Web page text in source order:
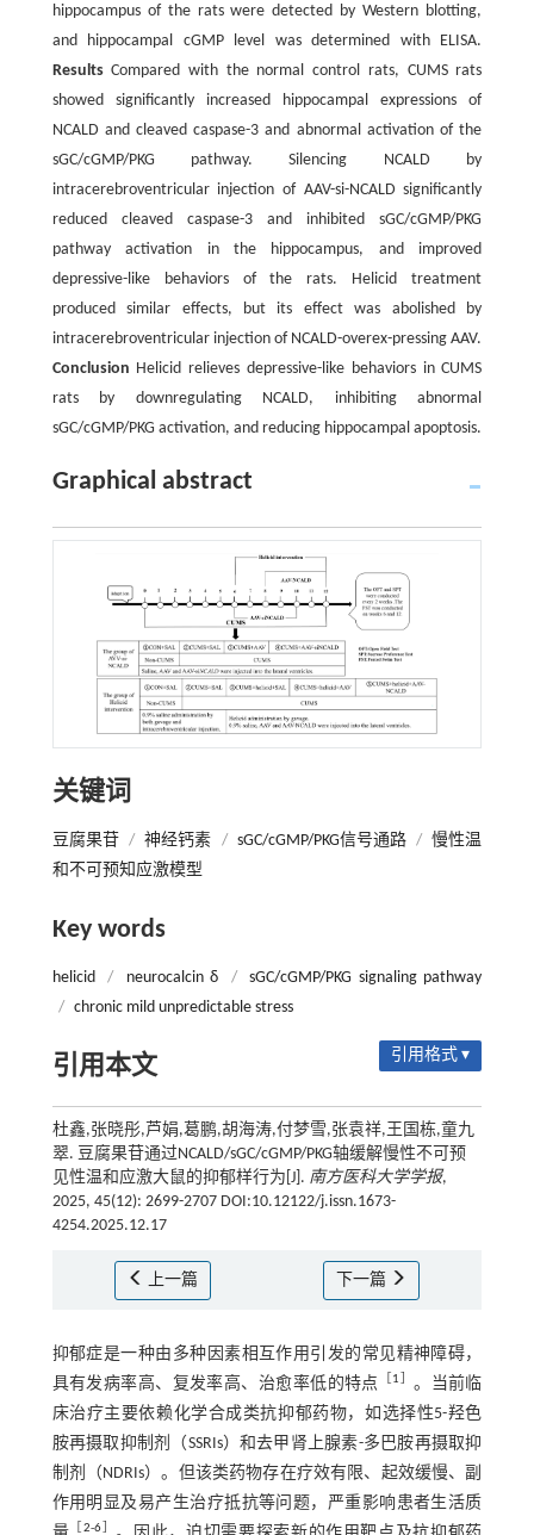
hippocampus of the rats were detected by Western blotting,
and hippocampal cGMP level was determined with ELISA.
ResultsCompared with the normal control rats, CUMS rats
showed significantly increased hippocampal expressions of
NCALD and cleaved caspase-3 and abnormal activation of the
sGC/cGMP/PKG pathway. Silencing NCALD by
intracerebroventricular injection of AAV-si-NCALD significantly
reduced cleaved caspase-3 and inhibited sGC/cGMP/PKG
pathway activation in the hippocampus, and improved
depressive-like behaviors of the rats. Helicid treatment
produced similar effects, but its effect was abolished by
intracerebroventricular injection of NCALD-overex-pressing AAV.
Conclusion Helicid relieves depressive-like behaviors in CUMS
rats by downregulating NCALD, inhibiting abnormal
sGC/cGMP/PKG activation, and reducing hippocampal apoptosis.
Graphical abstract
关键词
豆腐果苷 / 神经钙素 / sGC/cGMP/PKG信号通路 / 慢性温
和不可预知应激模型
Key words
helicid / neurocalcin δ /
sGC/cGMP/PKG signaling pathway
/ chronic mild unpredictable stress
引用本文 引用格式 ▾
杜鑫,张晓彤,芦娟,葛鹏,胡海涛,付梦雪,张袁祥,王国栋,童九
翠. 豆腐果苷通过NCALD/sGC/cGMP/PKG轴缓解慢性不可预
见性温和应激大鼠的抑郁样行为[J]. 南方医科大学学报,
2025, 45(12): 2699-2707 DOI:10.12122/j.issn.1673-
4254.2025.12.17
上一篇 下一篇
抑郁症是一种由多种因素相互作用引发的常见精神障碍，
具有发病率高、复发率高、治愈率低的特点
1
。当前临
床治疗主要依赖化学合成类抗抑郁药物，如选择性5-羟色
胺再摄取抑制剂（SSRIs）和去甲肾上腺素-多巴胺再摄取抑
制剂（NDRIs）。但该类药物存在疗效有限、起效缓慢、副
作用明显及易产生治疗抵抗等问题，严重影响患者生活质
2-6］